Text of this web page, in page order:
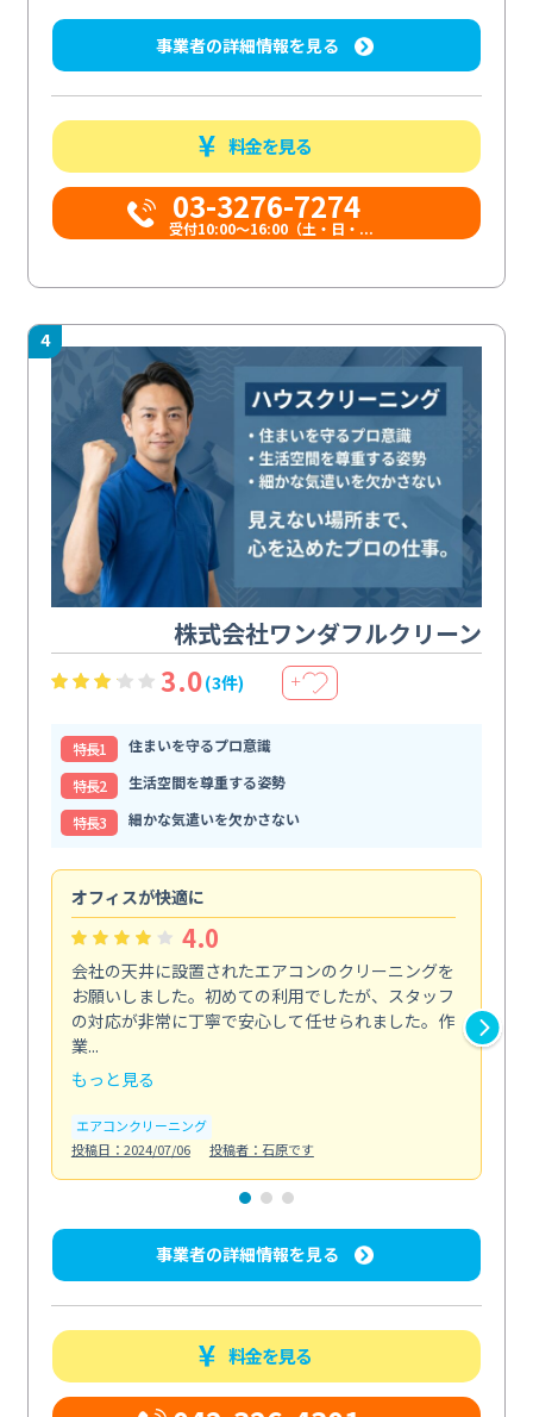
事業者の詳細情報を見る
料金を見る
03-3276-7274
受付10:00〜16:00（土・日・...
4
株式会社ワンダフルクリーン
3.0(3件) ＋
特⻑1
住まいを守るプロ意識
特⻑2
生活空間を尊重する姿勢
特⻑3
細かな気遣いを欠かさない
オフィスが快適に
4.0
会社の天井に設置されたエアコンのクリーニングを
お願いしました。初めての利用でしたが、スタッフ
の対応が非常に丁寧で安心して任せられました。作
業...
もっと見る
エアコンクリーニング
投稿日：2024/07/06
投稿者：石原です
事業者の詳細情報を見る
料金を見る